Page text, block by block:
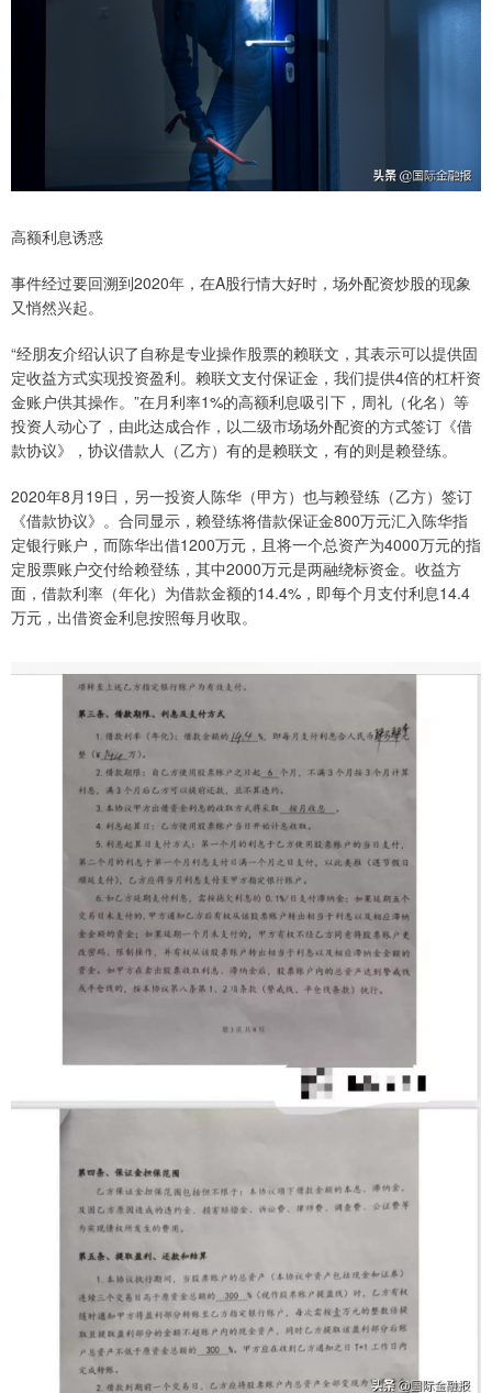
高额利息诱惑
事件经过要回溯到2020年，在A股行情大好时，场外配资炒股的现象
又悄然兴起。
“经朋友介绍认识了自称是专业操作股票的赖联文，其表示可以提供固
定收益方式实现投资盈利。赖联文支付保证金，我们提供4倍的杠杆资
金账户供其操作。”在月利率1%的高额利息吸引下，周礼（化名）等
投资人动心了，由此达成合作，以二级市场场外配资的方式签订《借
款协议》，协议借款人（乙方）有的是赖联文，有的则是赖登练。
2020年8月19日，另一投资人陈华（甲方）也与赖登练（乙方）签订
《借款协议》。合同显示，赖登练将借款保证金800万元汇入陈华指
定银行账户，而陈华出借1200万元，且将一个总资产为4000万元的指
定股票账户交付给赖登练，其中2000万元是两融绕标资金。收益方
面，借款利率（年化）为借款金额的14.4%，即每个月支付利息14.4
万元，出借资金利息按照每月收取。